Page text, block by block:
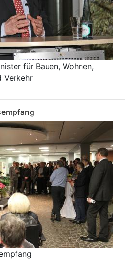
für Bauen, Wohnen,
Verkehr